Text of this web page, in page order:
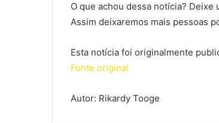
O que achou dessa notícia?
Assim deixaremos mais pessoas
Esta notícia foi originalmente
Fonte original
Autor: Rikardy Tooge